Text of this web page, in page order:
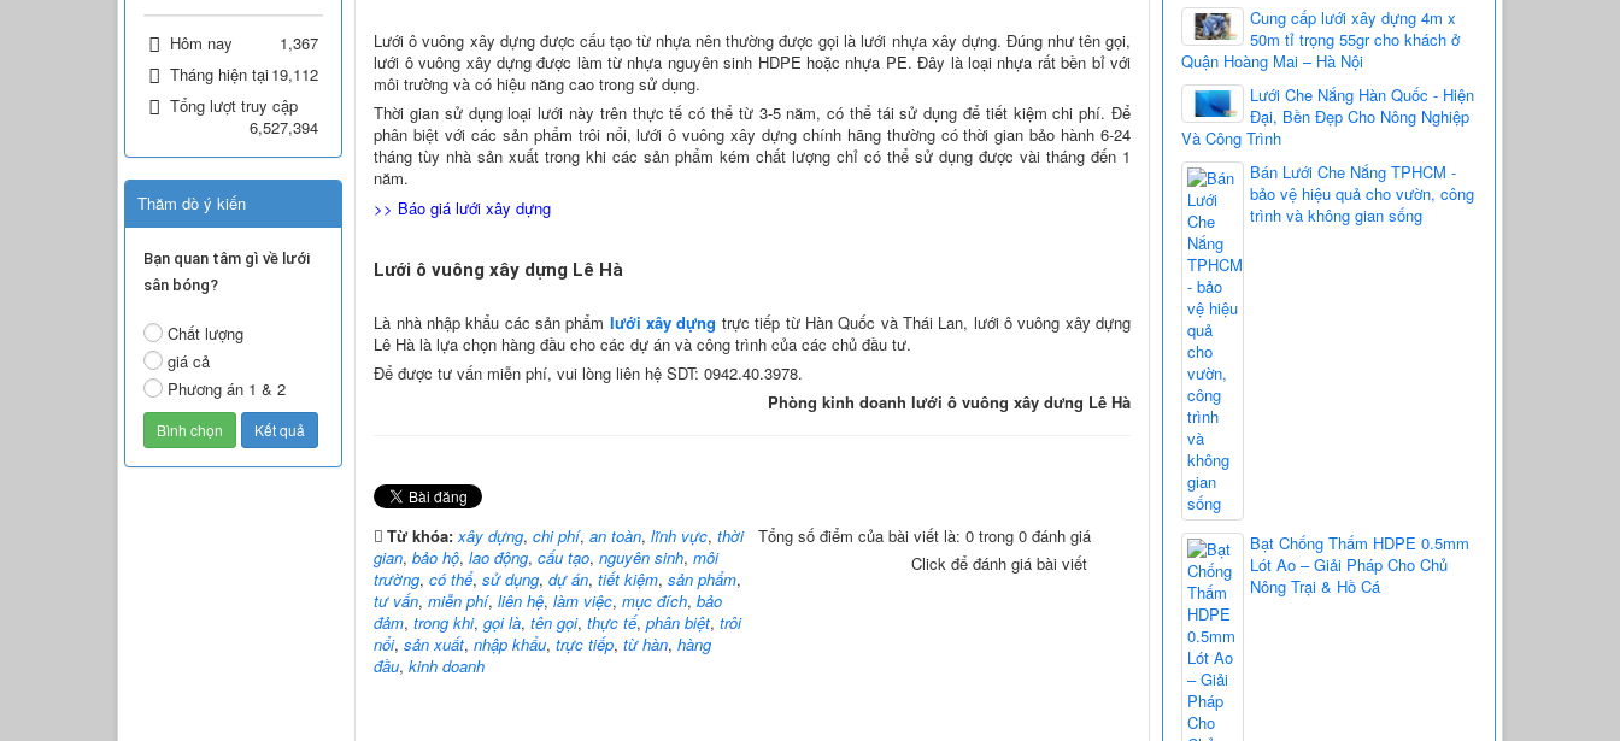
Lưới ô vuông xây dựng được cấu tạo từ nhựa nên thường được gọi là lưới nhựa xây dựng. Đúng như tên gọi,
lưới ô vuông xây dựng được làm từ nhựa nguyên sinh HDPE hoặc nhựa PE. Đây là loại nhựa rất bền bỉ với
môi trường và có hiệu năng cao trong sử dụng.
Thời gian sử dụng loại lưới này trên thực tế có thể từ 3-5 năm, có thể tái sử dụng để tiết kiệm chi phí. Để
phân biệt với các sản phẩm trôi nổi, lưới ô vuông xây dựng chính hãng thường có thời gian bảo hành 6-24
tháng tùy nhà sản xuất trong khi các sản phẩm kém chất lượng chỉ có thể sử dụng được vài tháng đến 1
năm.
>> Báo giá lưới xây dựng
Lưới ô vuông xây dựng Lê Hà
Là nhà nhập khẩu các sản phẩm lưới xây dựng trực tiếp từ Hàn Quốc và Thái Lan, lưới ô vuông xây dựng
Lê Hà là lựa chọn hàng đầu cho các dự án và công trình của các chủ đầu tư.
Để được tư vấn miễn phí, vui lòng liên hệ SDT: 0942.40.3978.
Phòng kinh doanh lưới ô vuông xây dưng Lê Hà
Từ khóa:xây dựng,chi phí,an toàn,lĩnh vực,thời
gian,bảo hộ,lao động,cấu tạo,nguyên sinh,môi
trường,có thể,sử dụng,dự án,tiết kiệm,sản phẩm,
tư vấn,miễn phí,liên hệ,làm việc,mục đích,bảo
đảm,trong khi,gọi là,tên gọi,thực tế,phân biệt,trôi
nổi,sản xuất,nhập khẩu,trực tiếp,từ hàn,hàng
đầu,kinh doanh
Tổng số điểm của bài viết là: 0 trong 0 đánh giá
Click để đánh giá bài viết
Cung cấp lưới xây dựng 4m x
50m tỉ trọng 55gr cho khách ở
Quận Hoàng Mai – Hà Nội
Lưới Che Nắng Hàn Quốc - Hiện
Đại, Bền Đẹp Cho Nông Nghiệp
Và Công Trình
Bán Lưới Che Nắng TPHCM -
bảo vệ hiệu quả cho vườn, công
trình và không gian sống
Bạt Chống Thấm HDPE 0.5mm
Lót Ao – Giải Pháp Cho Chủ
Nông Trại & Hồ Cá
Hôm nay
1,367
Tháng hiện tại19,112
Tổng lượt truy cập
6,527,394
Thăm dò ý kiến
Bạn quan tâm gì về lưới
sân bóng?
Chất lượng
giá cả
Phương án 1 & 2